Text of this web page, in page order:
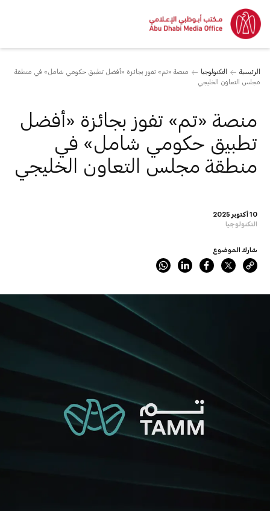
الرئيسية التكنولوجيا
منصة «تم» تفوز بجائزة «أفضل تطبيق حكومي شامل» في منطقة
مجلس التعاون الخليجي
10 أكتوبر 2025
التكنولوجيا
منصة «تم» تفوز بجائزة «أفضل
تطبيق حكومي شامل» في
منطقة مجلس التعاون الخليجي
شارك الموضوع